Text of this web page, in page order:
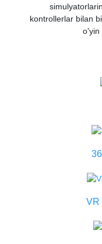
kontrollerlar bilan
o'yin
VR